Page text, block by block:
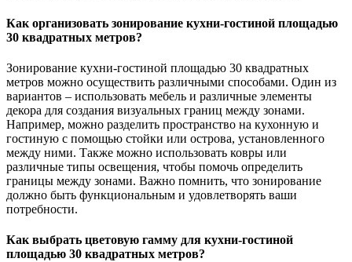
Как организовать зонирование кухни-гостиной площадью
30 квадратных метров?
Зонирование кухни-гостиной площадью 30 квадратных
метров можно осуществить различными способами. Один из
вариантов – использовать мебель и различные элементы
декора для создания визуальных границ между зонами.
Например, можно разделить пространство на кухонную и
гостиную с помощью стойки или острова, установленного
между ними. Также можно использовать ковры или
различные типы освещения, чтобы помочь определить
границы между зонами. Важно помнить, что зонирование
должно быть функциональным и удовлетворять ваши
потребности.
Как выбрать цветовую гамму для кухни-гостиной
площадью 30 квадратных метров?